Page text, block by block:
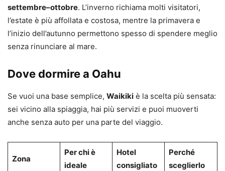
settembre–ottobre. L’inverno richiama molti visitatori,
l’estate è più affollata e costosa, mentre la primavera e
l’inizio dell’autunno permettono spesso di spendere meglio
senza rinunciare al mare.
Dove dormire a Oahu
Se vuoi una base semplice, Waikiki è la scelta più sensata:
sei vicino alla spiaggia, hai più servizi e puoi muoverti
anche senza auto per una parte del viaggio.
Zona
Per chi è
ideale
Hotel
consigliato
Perché
sceglierlo